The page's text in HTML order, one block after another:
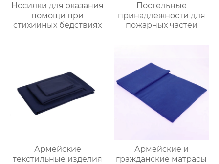
Носилки для оказания
помощи при
стихийных бедствиях
Постельные
принадлежности для
пожарных частей
Армейские
текстильные изделия
Армейские и
гражданские матрасы